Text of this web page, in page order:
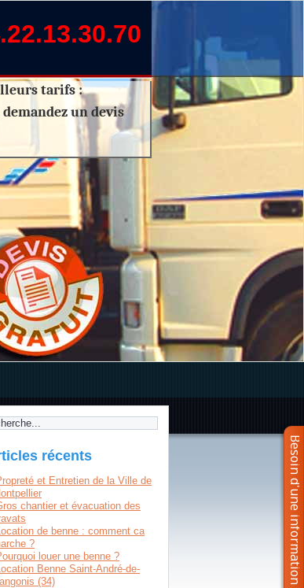
tarifs :
undevis
récents
et Entretien de la Ville de
chantier et évacuation des
de benne : comment ca
?
louer une benne ?
Benne Saint-André-de-
(34)